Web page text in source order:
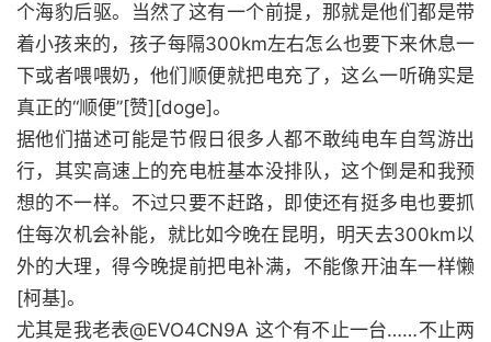
个海豹后驱。当然了这有一个前提，那就是他们都是带
着小孩来的，孩子每隔300km左右怎么也要下来休息一
下或者喂喂奶，他们顺便就把电充了，这么一听确实是
真正的“顺便”[赞][doge]。
据他们描述可能是节假日很多人都不敢纯电车自驾游出
行，其实高速上的充电桩基本没排队，这个倒是和我预
想的不一样。不过只要不赶路，即使还有挺多电也要抓
住每次机会补能，就比如今晚在昆明，明天去300km以
外的大理，得今晚提前把电补满，不能像开油车一样懒
[柯基]。
尤其是我老表@EVO4CN9A 这个有不止一台……不止两